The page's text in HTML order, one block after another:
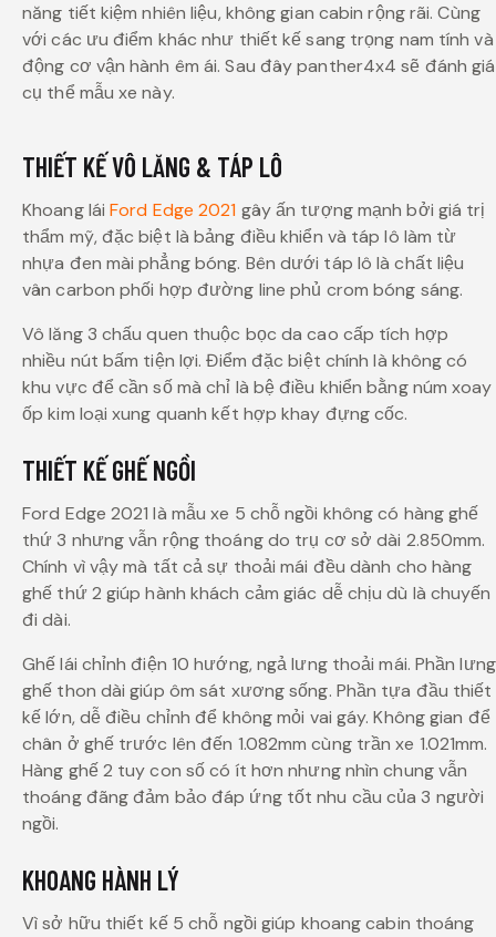
năng tiết kiệm nhiên liệu, không gian cabin rộng rãi. Cùng
với các ưu điểm khác như thiết kế sang trọng nam tính và
động cơ vận hành êm ái. Sau đây panther4x4 sẽ đánh giá
cụ thể mẫu xe này.
THIẾT KẾ VÔ LĂNG & TÁP LÔ
Khoang láiFord Edge 2021 gây ấn tượng mạnh bởi giá trị
thẩm mỹ, đặc biệt là bảng điều khiển và táp lô làm từ
nhựa đen mài phẳng bóng. Bên dưới táp lô là chất liệu
vân carbon phối hợp đường line phủ crom bóng sáng.
Vô lăng 3 chấu quen thuộc bọc da cao cấp tích hợp
nhiều nút bấm tiện lợi. Điểm đặc biệt chính là không có
khu vực để cần số mà chỉ là bệ điều khiển bằng núm xoay
ốp kim loại xung quanh kết hợp khay đựng cốc.
THIẾT KẾ GHẾ NGỒI
Ford Edge 2021 là mẫu xe 5 chỗ ngồi không có hàng ghế
thứ 3 nhưng vẫn rộng thoáng do trụ cơ sở dài 2.850mm.
Chính vì vậy mà tất cả sự thoải mái đều dành cho hàng
ghế thứ 2 giúp hành khách cảm giác dễ chịu dù là chuyến
đi dài.
Ghế lái chỉnh điện 10 hướng, ngả lưng thoải mái. Phần lưng
ghế thon dài giúp ôm sát xương sống. Phần tựa đầu thiết
kế lớn, dễ điều chỉnh để không mỏi vai gáy. Không gian để
chân ở ghế trước lên đến 1.082mm cùng trần xe 1.021mm.
Hàng ghế 2 tuy con số có ít hơn nhưng nhìn chung vẫn
thoáng đãng đảm bảo đáp ứng tốt nhu cầu của 3 người
ngồi.
KHOANG HÀNH LÝ
Vì sở hữu thiết kế 5 chỗ ngồi giúp khoang cabin thoáng